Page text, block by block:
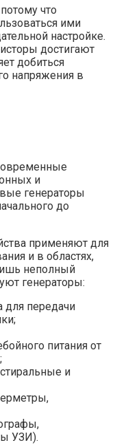
что
ими
настройке.
достигают
добиться
напряжения в
и
генераторы
до
применяют для
и в областях,
неполный
генераторы:
для передачи
питания от
и
УЗИ).